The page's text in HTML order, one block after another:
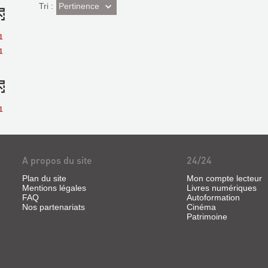
Tri :(Effet
imédiat)
Pertinence
A propos du site
Plan du site
Mentions légales
FAQ
Nos partenariats
24/24
Mon compte lecteur
Livres numériques
Autoformation
Cinéma
Patrimoine